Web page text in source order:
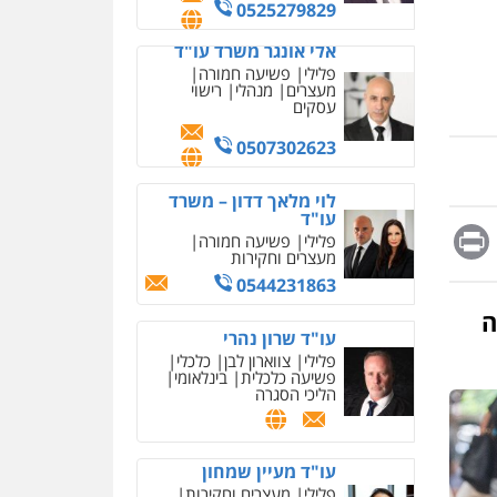
Message
Print
0525279829
אלי אונגר משרד עו"ד
פלילי פשיעה חמורה
מעצרים מנהלי רישוי
עסקים
0507302623
לוי מלאך דדון – משרד
עו"ד
פלילי פשיעה חמורה
מעצרים וחקירות
0544231863
עו"ד שרון נהרי
פלילי צווארון לבן כלכלי
פשיעה כלכלית בינלאומי
הליכי הסגרה
עו"ד מעיין שמחון
מחיקת כתבות מגוגל
ודחיקת אזכורים שליליים
שירותים מקצועיים לעורכי
דין
0522508109
אחסון אתרים
מהירות הגנה גיבוי
תמיכה שירותים מקצועיים
לעורכי דין
מרכז התחלה חדשה
אסירים עבירות מין
שירותים מקצועיים לעורכי
דין
0544500346
מאיה בלום, עו"ס,
טיפול ושיקום
טיפול בהתמכרויות
שירותים מקצועיים לעורכי
דין
איומים כתובים
תושב סכנין חשוד ששלח הודעות